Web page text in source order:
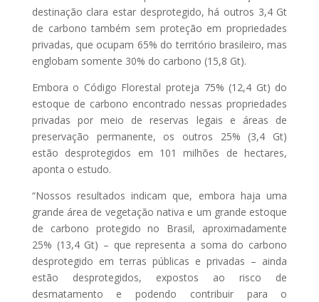
destinação clara estar desprotegido, há outros 3,4 Gt
de carbono também sem proteção em propriedades
privadas, que ocupam 65% do território brasileiro, mas
englobam somente 30% do carbono (15,8 Gt).
Embora o Código Florestal proteja 75% (12,4 Gt) do
estoque de carbono encontrado nessas propriedades
privadas por meio de reservas legais e áreas de
preservação permanente, os outros 25% (3,4 Gt)
estão desprotegidos em 101 milhões de hectares,
aponta o estudo.
“Nossos resultados indicam que, embora haja uma
grande área de vegetação nativa e um grande estoque
de carbono protegido no Brasil, aproximadamente
25% (13,4 Gt) – que representa a soma do carbono
desprotegido em terras públicas e privadas – ainda
estão desprotegidos, expostos ao risco de
desmatamento e podendo contribuir para o